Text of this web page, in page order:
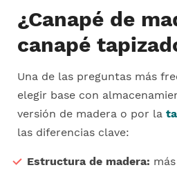
¿Canapé de
canapé
Una de las preguntas más
elegir base con
versión de madera o por la
las diferencias clave:
Estructura de madera: